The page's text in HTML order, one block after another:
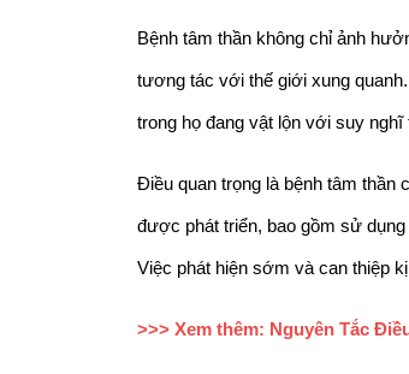
Bệnh tâm thần không chỉ ảnh
tương tác với thế giới xung
trong họ đang vật lộn với suy
Điều quan trọng là bệnh tâm thần
được phát triển, bao gồm sử
Việc phát hiện sớm và can thiệp
>>> Xem thêm: Nguyên Tắc